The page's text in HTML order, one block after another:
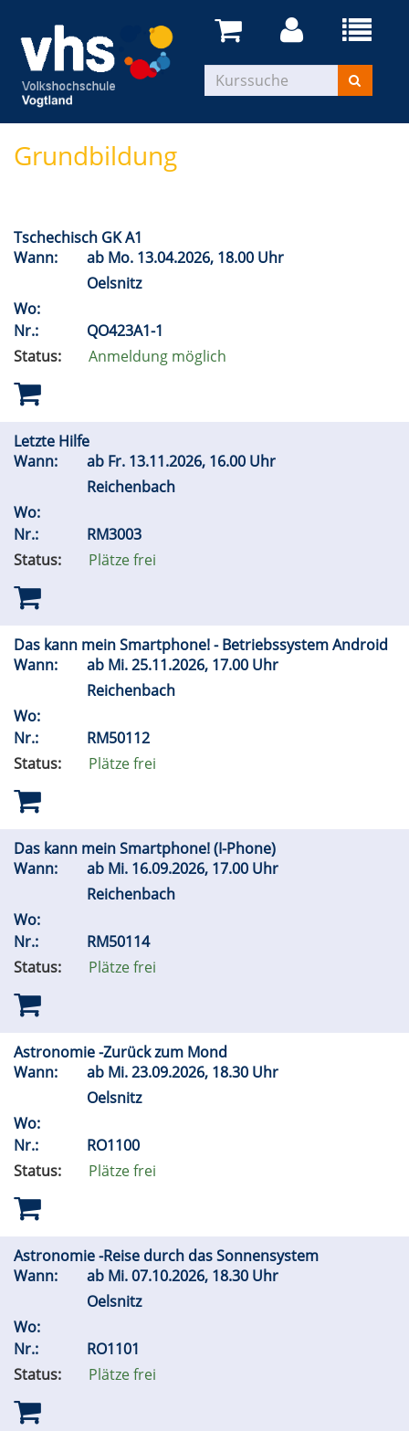
Grundbildung
Tschechisch GK A1
Wann:
ab Mo. 13.04.2026, 18.00 Uhr
Oelsnitz
Wo:
Nr.:
QO423A1-1
Status:
Anmeldung möglich
Letzte Hilfe
Wann:
ab Fr. 13.11.2026, 16.00 Uhr
Reichenbach
Wo:
Nr.:
RM3003
Status:
Plätze frei
Das kann mein Smartphone! - Betriebssystem Android
Wann:
ab Mi.25.11.2026, 17.00 Uhr
Reichenbach
Wo:
Nr.:
RM50112
Status:
Plätze frei
Das kann mein Smartphone! (I-Phone)
Wann:
ab Mi. 16.09.2026, 17.00 Uhr
Reichenbach
Wo:
Nr.:
RM50114
Status:
Plätze frei
Astronomie -Zurück zum Mond
Wann:
ab Mi.23.09.2026, 18.30 Uhr
Oelsnitz
Wo:
Nr.:
RO1100
Status:
Plätze frei
Astronomie -Reise durch das Sonnensystem
Wann:
ab Mi.07.10.2026, 18.30 Uhr
Oelsnitz
Wo:
Nr.:
RO1101
Status:
Plätze frei